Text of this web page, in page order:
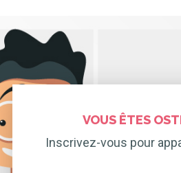
VOUS ÊTES
Inscrivez-vous pour